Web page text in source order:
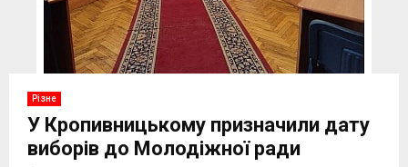
Різне
У Кропивницькому призначили дату
виборів до Молодіжної ради